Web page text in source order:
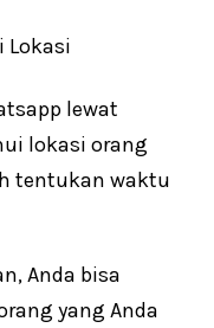
Lokasi
lewat
lokasi orang
tentukan waktu
Anda bisa
yang Anda